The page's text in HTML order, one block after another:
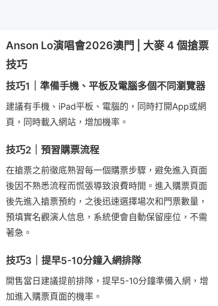
Anson Lo演唱會2026澳門 | 大麥 4 個搶票
技巧
技巧1｜準備手機、平板及電腦多個不同瀏覽器
建議有手機、iPad平板、電腦的，同時打開App或網
頁，同時載入網站，增加機率。
技巧2｜預習購票流程
在搶票之前徹底熟習每一個購票步驟，避免進入頁面
後因不熟悉流程而慌張導致浪費時間。進入購票頁面
後先進入搶票預約，之後迅速選擇場次和門票數量，
預填實名觀演人信息，系統便會自動保留座位，不需
著急。
技巧3｜提早5-10分鐘入網排隊
開售當日建議提前排隊，提早5-10分鐘準備入網，增
加進入購票頁面的機率。